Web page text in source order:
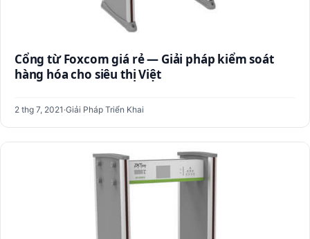
Cổng từ Foxcom giá rẻ — Giải pháp kiểm soát
hàng hóa cho siêu thị Việt
2 thg 7, 2021 ·Giải Pháp Triển Khai